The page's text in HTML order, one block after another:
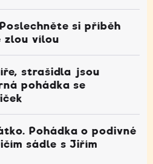
si příběh
zlou vílou
strašidla jsou
pohádka se
Pohádka o podivné
sádle s Jiřím